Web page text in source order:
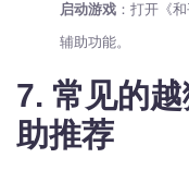
启动游戏 ：打开《
辅助功能。
7. 常见的
助推荐